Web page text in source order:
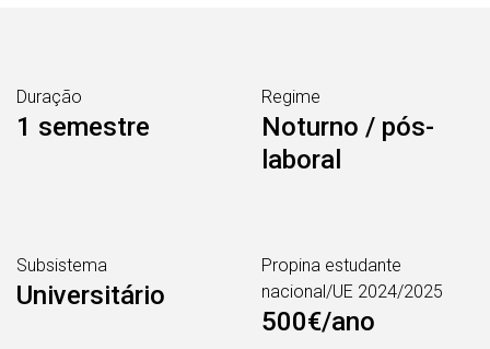
Duração
1 semestre
Regime
Noturno / pós-
laboral
Subsistema
Universitário
Propina estudante
nacional/UE 2024/2025
500€/ano